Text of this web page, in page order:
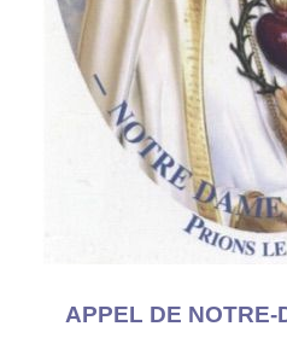
APPEL DE NOTRE-